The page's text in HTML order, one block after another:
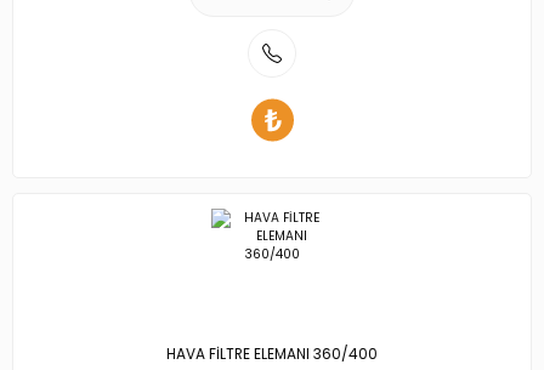
HAVA FİLTRE ELEMANI 360/400